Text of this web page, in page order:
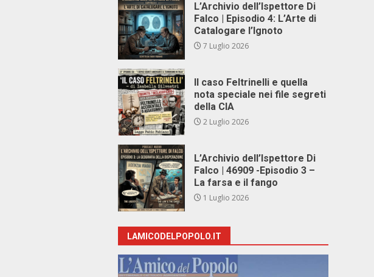
L’Archivio dell’Ispettore Di
Falco | Episodio 4: L’Arte di
Catalogare l’Ignoto
7 Luglio 2026
Il caso Feltrinelli e quella
nota speciale nei file segreti
della CIA
2 Luglio 2026
L’Archivio dell’Ispettore Di
Falco | 46909 -Episodio 3 –
La farsa e il fango
1 Luglio 2026
LAMICODELPOPOLO.IT